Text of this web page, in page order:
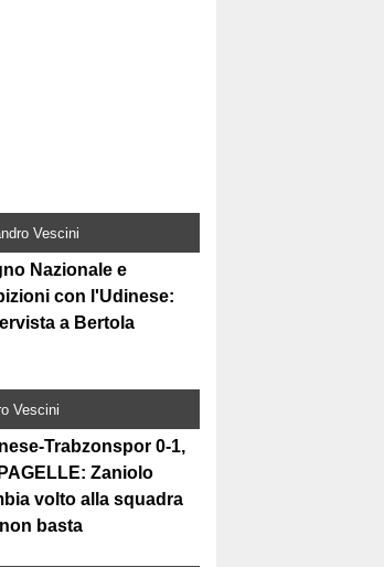
Vescini
Nazionale e
con l'Udinese:
a Bertola
Vescini
Trabzonspor 0-1,
Zaniolo
volto alla squadra
basta